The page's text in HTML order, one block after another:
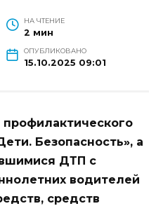
НА ЧТЕНИЕ
2 мин
ОПУБЛИКОВАНО
15.10.2025 09:01
Безопасность», а
ДТП с
водителей
средств